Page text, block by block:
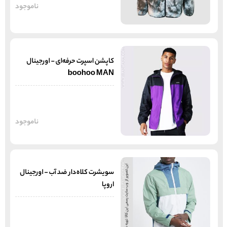
ناموجود
کاپشن اسپرت حرفه‌ای - اورجینال
boohoo MAN
ناموجود
سویشرت کلاه‌دار ضد آب - اورجینال
اروپا